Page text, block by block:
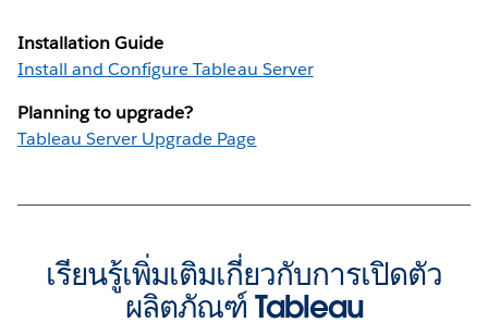
Installation Guide
Install and Configure Tableau Server
Planning to upgrade?
Tableau Server Upgrade Page
เรียนรู้เพิ่มเติมเกี่ยวกับการเปิดตัว
ผลิตภัณฑ์ Tableau